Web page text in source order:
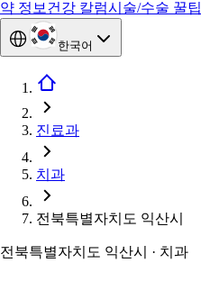
약 정보 건강 칼럼시술/수술 꿀팁
한국어
진료과
치과
전북특별자치도 익산시
전북특별자치도 익산시 · 치과